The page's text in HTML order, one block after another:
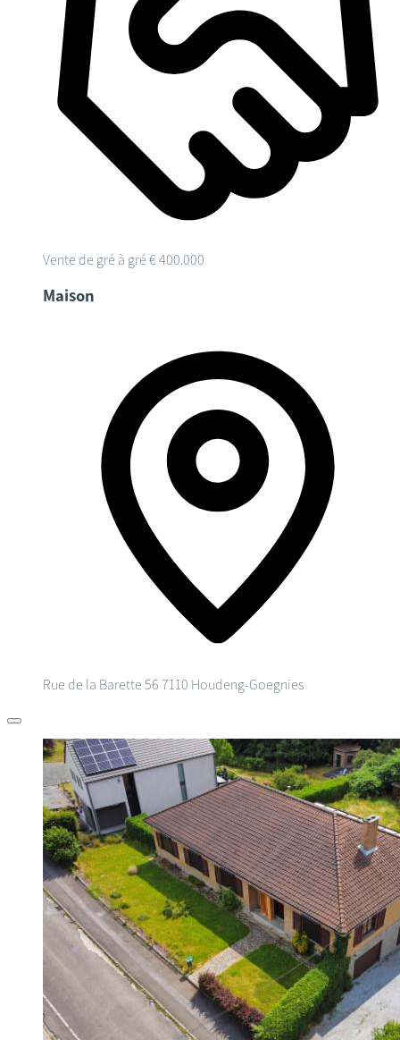
Vente de gré à gré € 400.000
Maison
Rue de la Barette 56 7110 Houdeng-Goegnies